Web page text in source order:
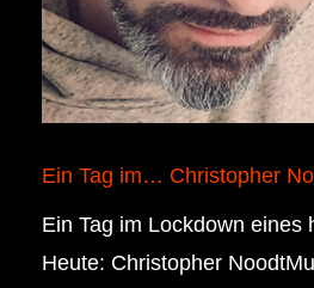
Ein Tag im… Christopher
Ein Tag im Lockdown eines
Heute: Christopher